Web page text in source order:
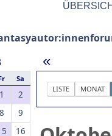
Sa
1
2
8
9
16
«
LISTE MONAT